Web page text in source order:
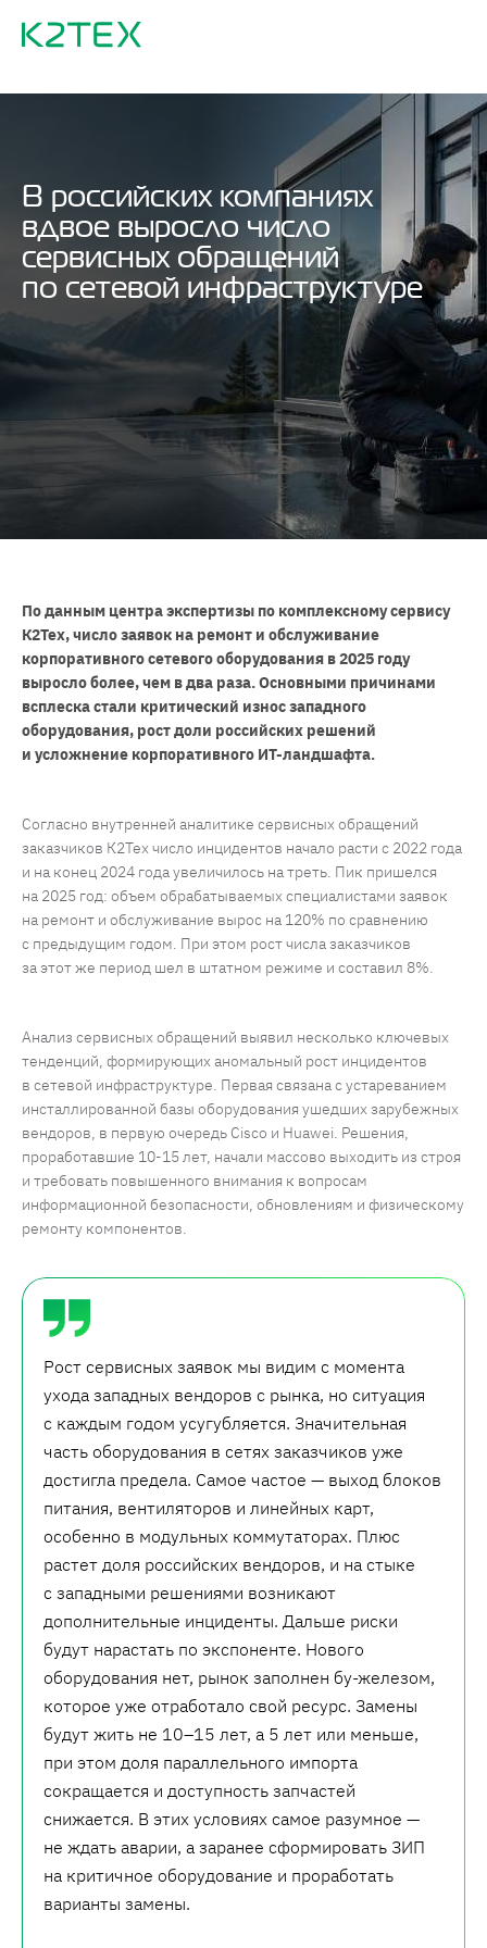
В российских компаниях
вдвое выросло число
сервисных обращений
по сетевой инфраструктуре
По данным центра экспертизы по комплексному сервису
К2Тех, число заявок на ремонт и обслуживание
корпоративного сетевого оборудования в 2025 году
выросло более, чем в два раза. Основными причинами
всплеска стали критический износ западного
оборудования, рост доли российских решений
и усложнение корпоративного ИТ-ландшафта.
Согласно внутренней аналитике сервисных обращений
заказчиков К2Тех число инцидентов начало расти с 2022 года
и на конец 2024 года увеличилось на треть. Пик пришелся
на 2025 год: объем обрабатываемых специалистами заявок
на ремонт и обслуживание вырос на 120% по сравнению
с предыдущим годом. При этом рост числа заказчиков
за этот же период шел в штатном режиме и составил 8%.
Анализ сервисных обращений выявил несколько ключевых
тенденций, формирующих аномальный рост инцидентов
в сетевой инфраструктуре. Первая связана с устареванием
инсталлированной базы оборудования ушедших зарубежных
вендоров, в первую очередь Cisco и Huawei. Решения,
проработавшие 10-15 лет, начали массово выходить из строя
и требовать повышенного внимания к вопросам
информационной безопасности, обновлениям и физическому
ремонту компонентов.
Рост сервисных заявок мы видим с момента
ухода западных вендоров с рынка, но ситуация
с каждым годом усугубляется. Значительная
часть оборудования в сетях заказчиков уже
достигла предела. Самое частое — выход блоков
питания, вентиляторов и линейных карт,
особенно в модульных коммутаторах. Плюс
растет доля российских вендоров, и на стыке
с западными решениями возникают
дополнительные инциденты. Дальше риски
будут нарастать по экспоненте. Нового
оборудования нет, рынок заполнен бу-железом,
которое уже отработало свой ресурс. Замены
будут жить не 10–15 лет, а 5 лет или меньше,
при этом доля параллельного импорта
сокращается и доступность запчастей
снижается. В этих условиях самое разумное —
не ждать аварии, а заранее сформировать ЗИП
на критичное оборудование и проработать
варианты замены.